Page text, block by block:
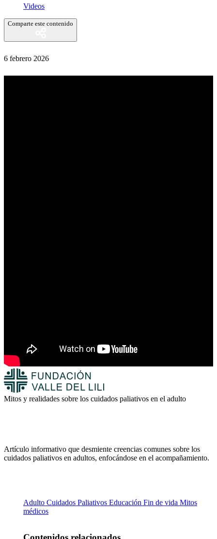
Videos
Comparte este contenido
6 febrero 2026
Mitos y realidades sobre los cuidados paliativos en el adulto
Artículo informativo que desmiente creencias comunes sobre los
cuidados paliativos en adultos, enfocándose en el acompañamiento.
Adulto Cuidados Paliativos Educación Fin de vida Mitos
médicos